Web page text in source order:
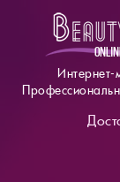
Интернет-